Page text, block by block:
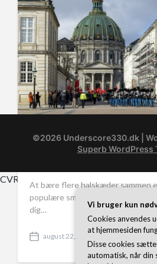
e
Guide: Sådan styler du
At bære flere halskæder sammen
populære smykketrends – og med
dig…
P
august 22, 2025
©2026 Underscore330.dk
|
Superb WordPress
CVR-Nummer 374 077 39
Vi bruger kun
Cookies anvendes
at hjemmesiden
Disse cookies
automatisk, når din